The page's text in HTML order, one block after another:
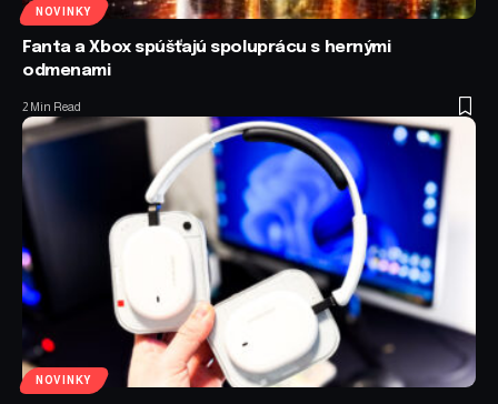
NOVINKY
Fanta a Xbox spúšťajú spoluprácu s hernými
odmenami
2 Min Read
NOVINKY